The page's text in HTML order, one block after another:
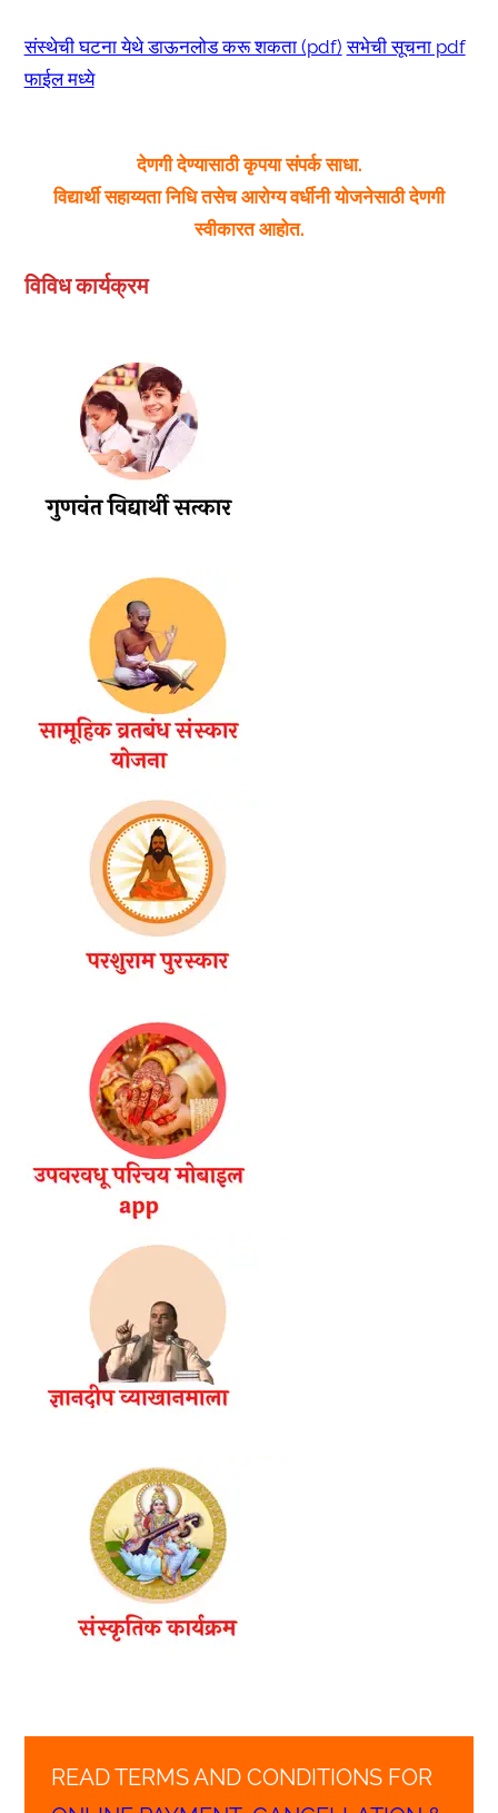
संस्थेची घटना येथे डाऊनलोड करू शकता (pdf) सभेची सूचना pdf
फाईल मध्ये
देणगी देण्यासाठी कृपया संपर्क साधा.
विद्यार्थी सहाय्यता निधि तसेच आरोग्य वर्धीनी योजनेसाठी देणगी
स्वीकारत आहोत.
विविध कार्यक्रम
READ TERMS AND CONDITIONS FOR